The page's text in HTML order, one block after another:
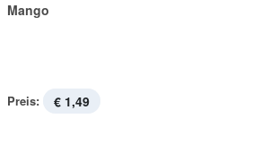
Mango
Preis: € 1,49